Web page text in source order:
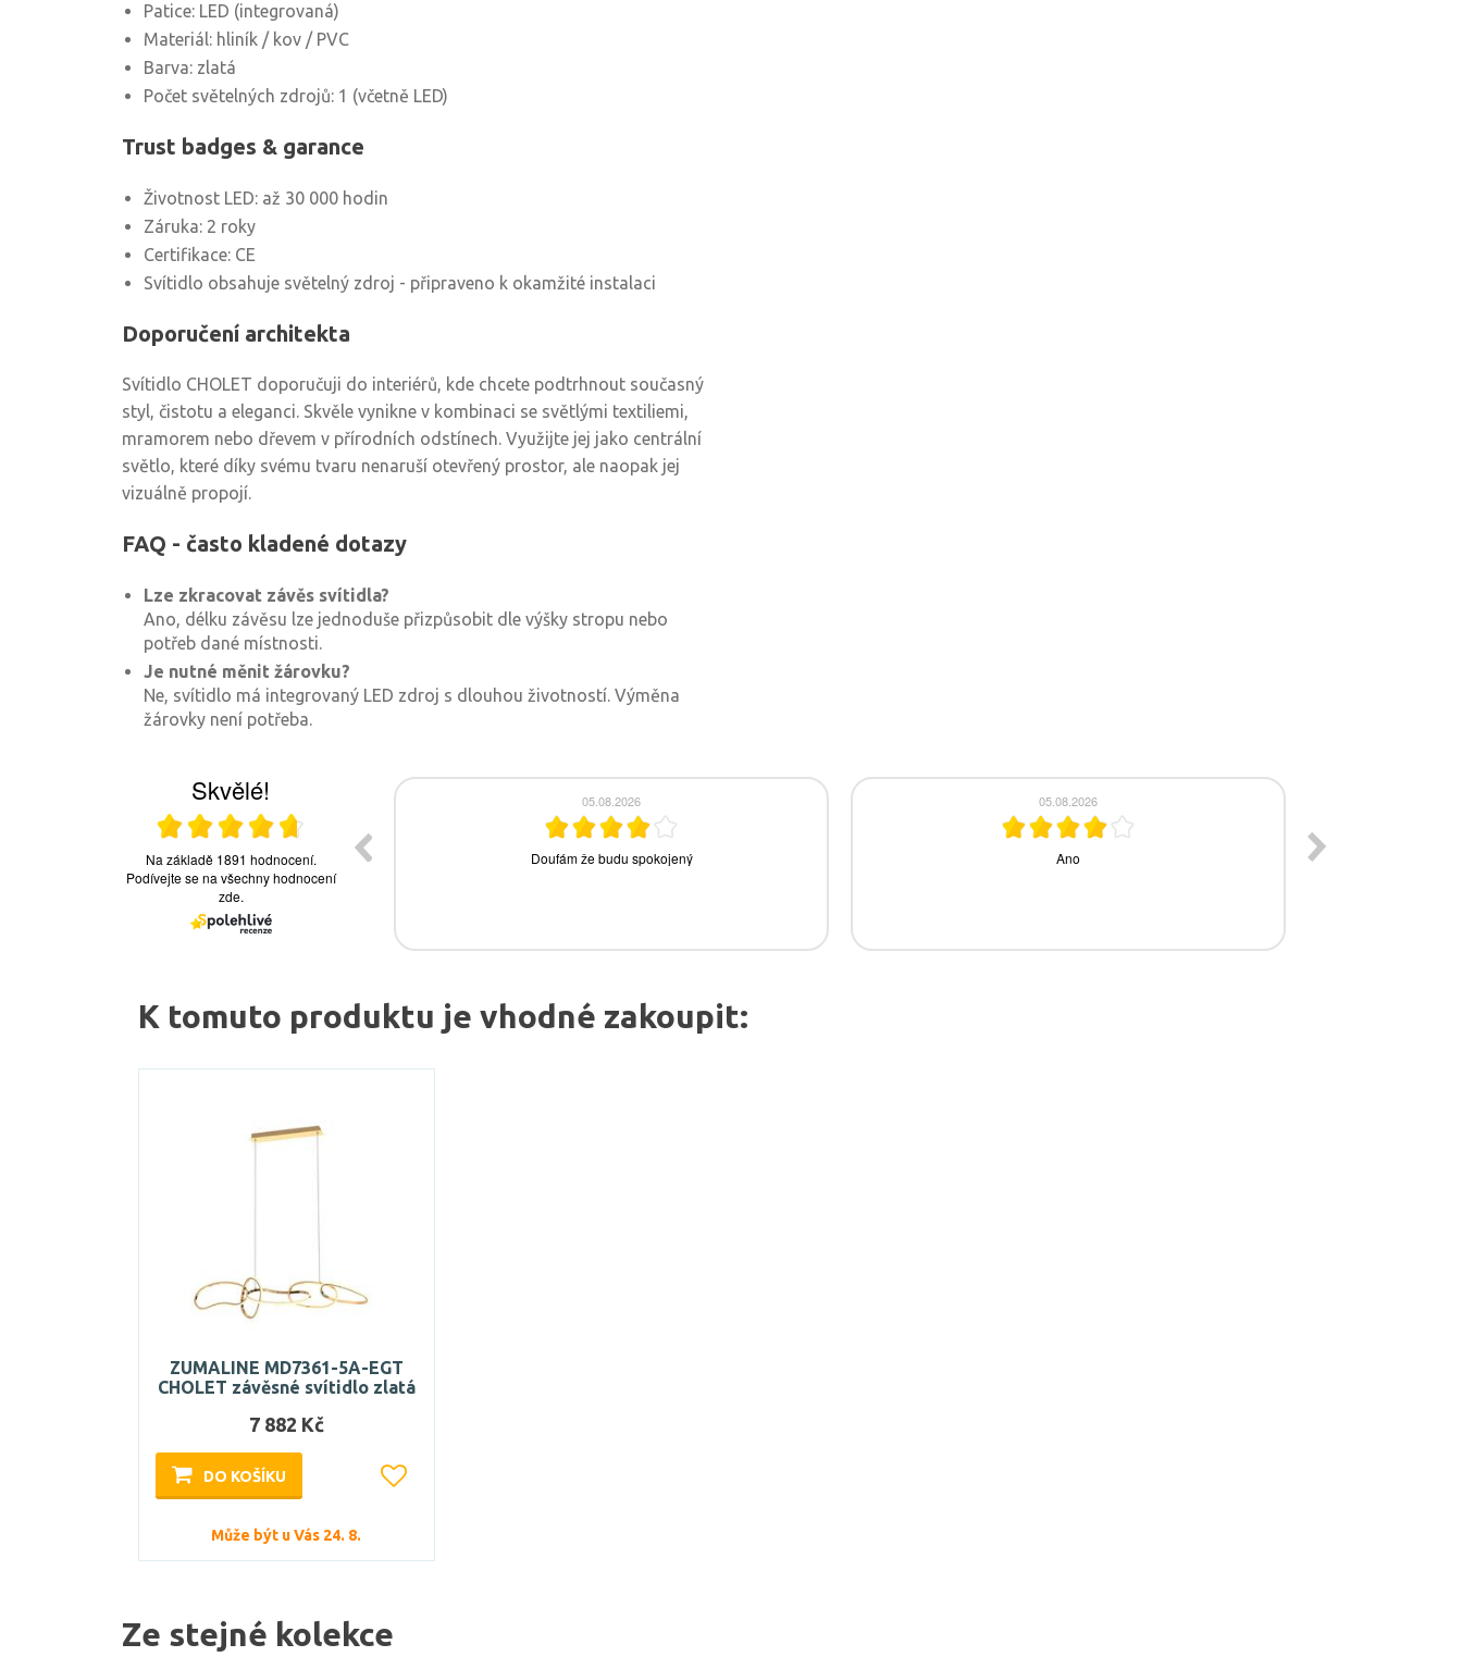
Patice: LED (integrovaná)
Materiál: hliník / kov / PVC
Barva: zlatá
Počet světelných zdrojů: 1 (včetně LED)
Trust badges & garance
Životnost LED: až 30 000 hodin
Záruka: 2 roky
Certifikace: CE
Svítidlo obsahuje světelný zdroj - připraveno k okamžité instalaci
Doporučení architekta
Svítidlo CHOLET doporučuji do interiérů, kde chcete podtrhnout současný
styl, čistotu a eleganci. Skvěle vynikne v kombinaci se světlými textiliemi,
mramorem nebo dřevem v přírodních odstínech. Využijte jej jako centrální
světlo, které díky svému tvaru nenaruší otevřený prostor, ale naopak jej
vizuálně propojí.
FAQ - často kladené dotazy
Lze zkracovat závěs svítidla?
Ano, délku závěsu lze jednoduše přizpůsobit dle výšky stropu nebo
potřeb dané místnosti.
Je nutné měnit žárovku?
Ne, svítidlo má integrovaný LED zdroj s dlouhou životností. Výměna
žárovky není potřeba.
K tomuto produktu je vhodné zakoupit:
ZUMALINE MD7361-5A-EGT
CHOLET závěsné svítidlo zlatá
7 882 Kč
DO KOŠÍKU
Může být u Vás 24. 8.
Ze stejné kolekce